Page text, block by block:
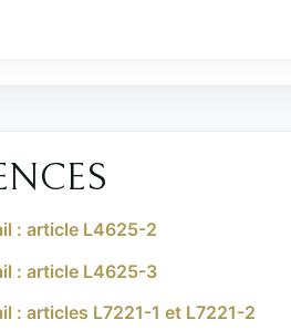
: article L4625-2
: article L4625-3
: articles L7221-1 et L7221-2